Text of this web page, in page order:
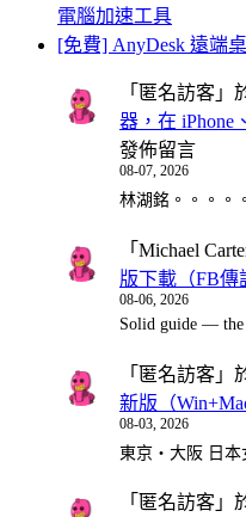
電腦加速工具
[免費] AnyDesk 遠端
「 匿名訪客 」
器，在 iPhone
發佈留言
08-07, 2026
林湖銘。。。。。
「 Michael
版下載（FB傳
08-06, 2026
Solid guide — the
「 匿名訪客 」
新版（
08-03, 2026
東京・大阪 日
「 匿名訪客 」